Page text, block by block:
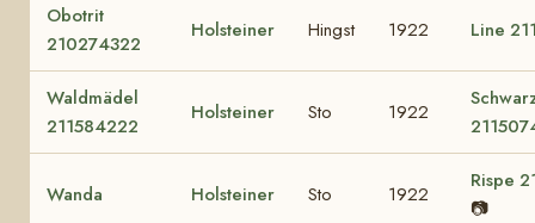
Obotrit
210274322
Holsteiner Hingst 1922 Line
Waldmädel
211584222
Holsteiner Sto 1922
Wanda Holsteiner Sto 1922
Rispe
📷